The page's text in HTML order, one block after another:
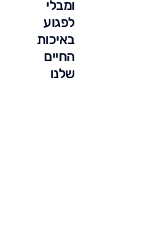
ומבלי
לפגוע
באיכות
החיים
שלנו